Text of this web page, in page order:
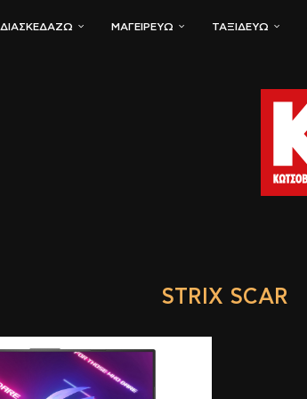
ΔΙΑΣΚΕΔΆΖΩ ΜΑΓΕΙΡΕΎΩ ΤΑΞΙΔΕΎΩ
STRIX SCAR